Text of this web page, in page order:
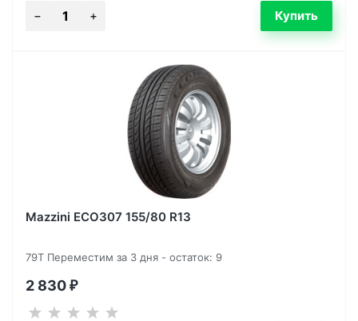
Mazzini ECO307 155/80 R13
79T Переместим за 3 дня - остаток: 9
2 830 ₽